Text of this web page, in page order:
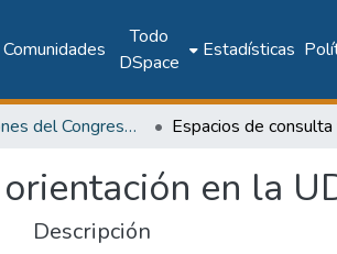
Comunidades
Todo
DSpace
Estadísticas
Publicaciones del Congreso Internacional CLABES
en la
Descripción